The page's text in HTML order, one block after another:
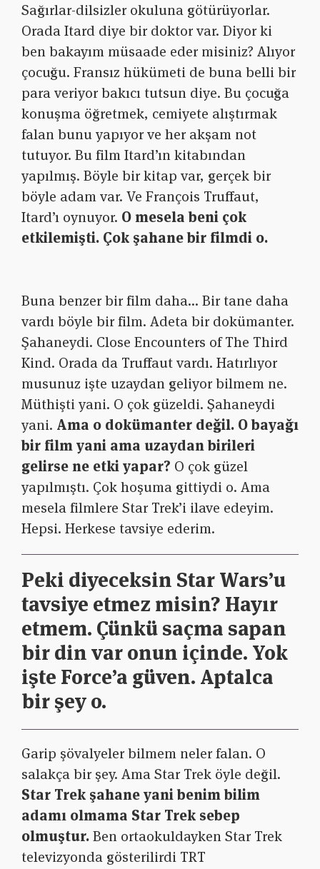
Sağırlar-dilsizler okuluna götürüyorlar.
Orada Itard diye bir doktor var. Diyor ki
ben bakayım müsaade eder misiniz? Alıyor
çocuğu. Fransız hükümeti de buna belli bir
para veriyor bakıcı tutsun diye. Bu çocuğa
konuşma öğretmek, cemiyete alıştırmak
falan bunu yapıyor ve her akşam not
tutuyor. Bu film Itard’ın kitabından
yapılmış. Böyle bir kitap var, gerçek bir
böyle adam var. Ve François Truffaut,
Itard’ı oynuyor. O mesela beni çok
etkilemişti. Çok şahane bir filmdi o.
Buna benzer bir film daha… Bir tane daha
vardı böyle bir film. Adeta bir dokümanter.
Şahaneydi. Close Encounters of The Third
Kind. Orada da Truffaut vardı. Hatırlıyor
musunuz işte uzaydan geliyor bilmem ne.
Müthişti yani. O çok güzeldi. Şahaneydi
yani. Ama o dokümanter değil. O bayağı
bir film yani ama uzaydan birileri
gelirse ne etki yapar? O çok güzel
yapılmıştı. Çok hoşuma gittiydi o. Ama
mesela filmlere Star Trek’i ilave edeyim.
Hepsi. Herkese tavsiye ederim.
Peki diyeceksin Star Wars’u
tavsiye etmez misin? Hayır
etmem. Çünkü saçma sapan
bir din var onun içinde. Yok
işte Force’a güven. Aptalca
bir şey o.
Garip şövalyeler bilmem neler falan. O
salakça bir şey. Ama Star Trek öyle değil.
Star Trek şahane yani benim bilim
adamı olmama Star Trek sebep
olmuştur.Ben ortaokuldayken Star Trek
televizyonda gösterilirdi TRT